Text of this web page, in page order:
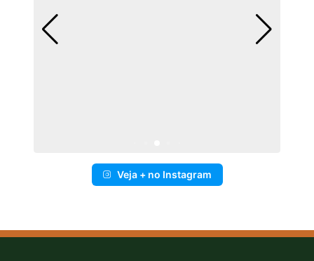
Veja + no Instagram